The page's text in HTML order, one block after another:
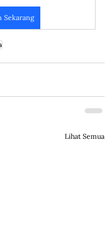
Sekarang
Lihat Semua